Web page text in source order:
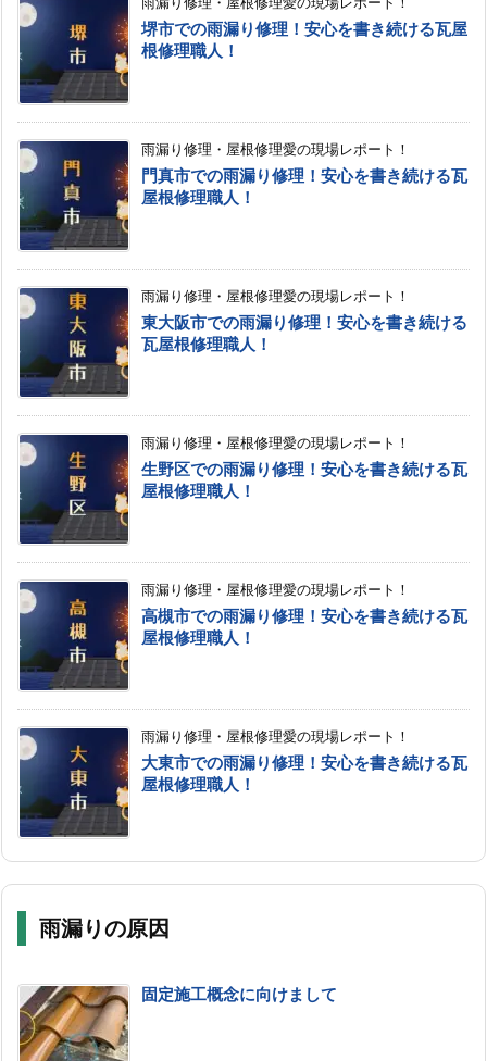
堺市での雨漏り修理！安心を書き続ける瓦屋
根修理職人！
雨漏り修理・屋根修理愛の現場レポート！
門真市での雨漏り修理！安心を書き続ける瓦
屋根修理職人！
雨漏り修理・屋根修理愛の現場レポート！
東大阪市での雨漏り修理！安心を書き続ける
瓦屋根修理職人！
雨漏り修理・屋根修理愛の現場レポート！
生野区での雨漏り修理！安心を書き続ける瓦
屋根修理職人！
雨漏り修理・屋根修理愛の現場レポート！
高槻市での雨漏り修理！安心を書き続ける瓦
屋根修理職人！
雨漏り修理・屋根修理愛の現場レポート！
大東市での雨漏り修理！安心を書き続ける瓦
屋根修理職人！
雨漏りの原因
固定施工概念に向けまして